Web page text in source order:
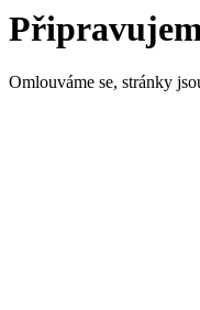
Omlouváme se, stránky